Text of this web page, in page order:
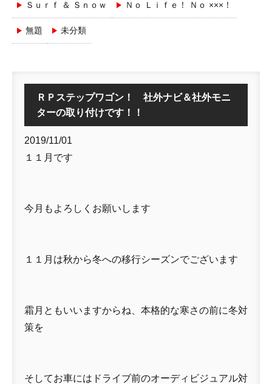
Ｓｕｒｆ ＆ Ｓｎｏｗ Ｎｏ Ｌｉｆｅ！ Ｎｏ ×××！
無題 未分類
ＲＰステップワゴン！ 社外ナビ＆社外モニ
ターの取り付けです！！
2019/11/01
１１月です
今月もよろしくお願いします
１１月は秋から冬への移行シーズンでございます
霜月ともいいますからね、本格的な寒さの前に冬対
策を
そしてお車にはドライブ前のオーディビジュアル対